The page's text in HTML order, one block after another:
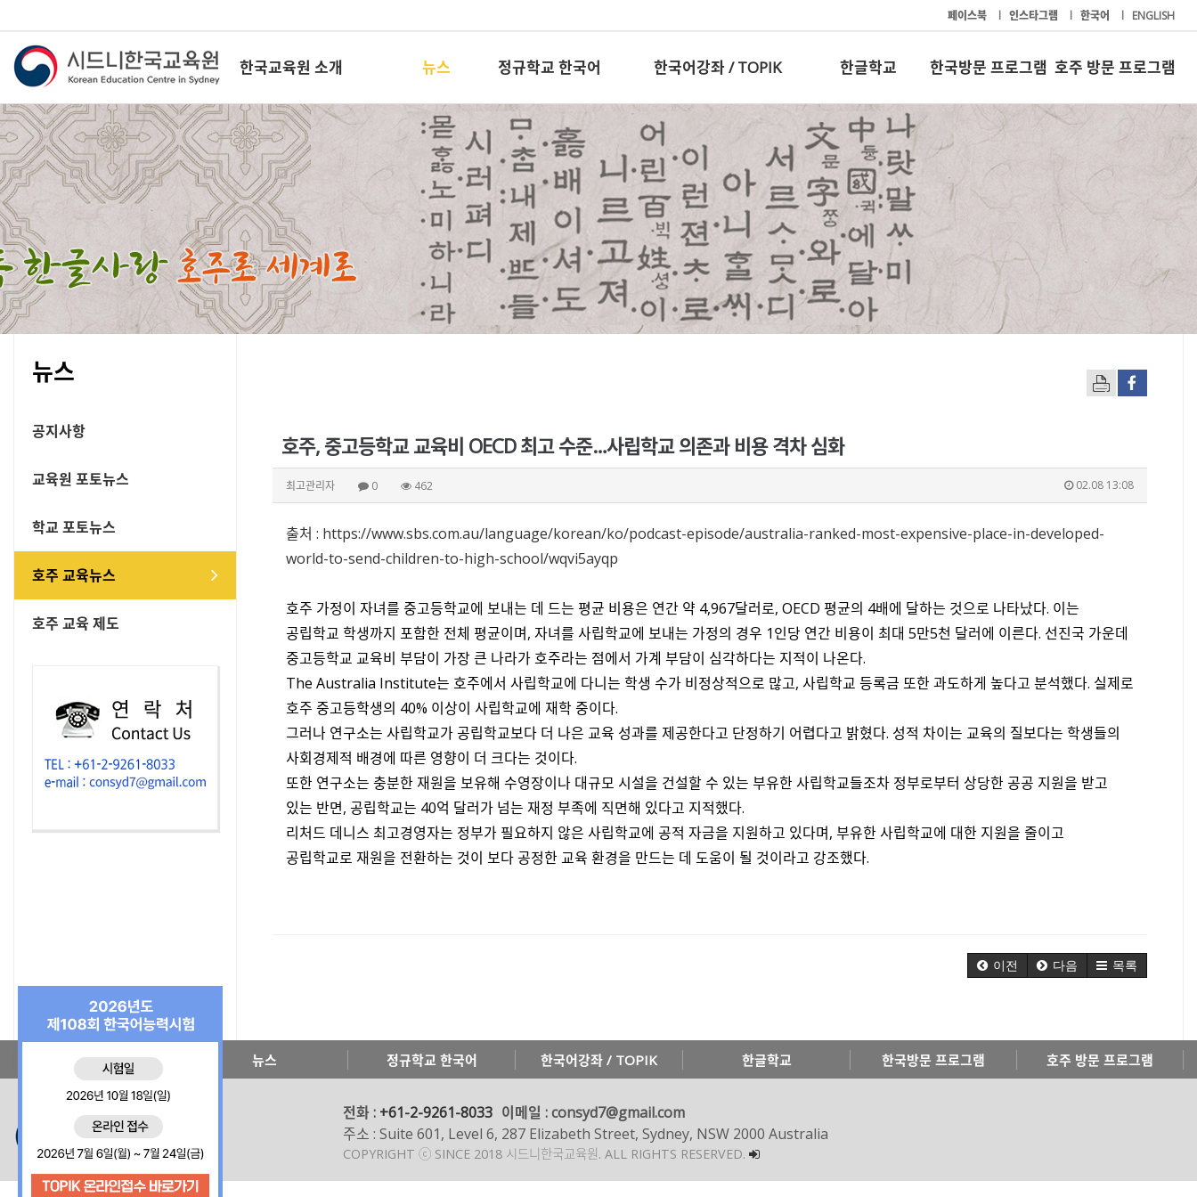
페이스북 l 인스타그램 l 한국어 l ENGLISH
한국교육원 소개 뉴스 정규학교 한국어 한국어강좌 / TOPIK 한글학교 한국방문 프로그램 호주 방문 프로그램
뉴스
공지사항
교육원 포토뉴스
학교 포토뉴스
호주 교육뉴스
호주 교육 제도
호주, 중고등학교 교육비 OECD 최고 수준…사립학교 의존과 비용 격차 심화
최고관리자 0 462 02.08 13:08
출처 : https://www.sbs.com.au/language/korean/ko/podcast-episode/australia-ranked-most-expensive-place-in-developed-
world-to-send-children-to-high-school/wqvi5ayqp
호주 가정이 자녀를 중고등학교에 보내는 데 드는 평균 비용은 연간 약 4,967달러로, OECD 평균의 4배에 달하는 것으로 나타났다. 이는
공립학교 학생까지 포함한 전체 평균이며, 자녀를 사립학교에 보내는 가정의 경우 1인당 연간 비용이 최대 5만5천 달러에 이른다. 선진국 가운데
중고등학교 교육비 부담이 가장 큰 나라가 호주라는 점에서 가계 부담이 심각하다는 지적이 나온다.
The Australia Institute는 호주에서 사립학교에 다니는 학생 수가 비정상적으로 많고, 사립학교 등록금 또한 과도하게 높다고 분석했다. 실제로
호주 중고등학생의 40% 이상이 사립학교에 재학 중이다.
그러나 연구소는 사립학교가 공립학교보다 더 나은 교육 성과를 제공한다고 단정하기 어렵다고 밝혔다. 성적 차이는 교육의 질보다는 학생들의
사회경제적 배경에 따른 영향이 더 크다는 것이다.
또한 연구소는 충분한 재원을 보유해 수영장이나 대규모 시설을 건설할 수 있는 부유한 사립학교들조차 정부로부터 상당한 공공 지원을 받고
있는 반면, 공립학교는 40억 달러가 넘는 재정 부족에 직면해 있다고 지적했다.
리처드 데니스 최고경영자는 정부가 필요하지 않은 사립학교에 공적 자금을 지원하고 있다며, 부유한 사립학교에 대한 지원을 줄이고
공립학교로 재원을 전환하는 것이 보다 공정한 교육 환경을 만드는 데 도움이 될 것이라고 강조했다.
이전 다음 목록
한국교육원 소개 뉴스 정규학교 한국어 한국어강좌 / TOPIK 한글학교 한국방문 프로그램 호주 방문 프로그램
전화 : +61-2-9261-8033 이메일 : consyd7@gmail.com
주소 : Suite 601, Level 6, 287 Elizabeth Street, Sydney, NSW 2000 Australia
COPYRIGHT ⓒ SINCE 2018 시드니한국교육원. ALL RIGHTS RESERVED.